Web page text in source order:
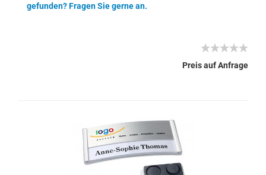
gefunden? Fragen Sie gerne an.
Preis auf Anfrage